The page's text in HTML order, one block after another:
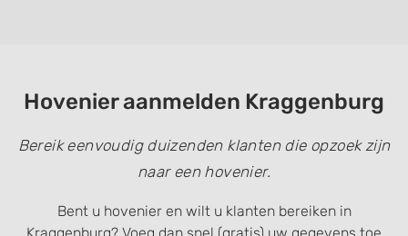
Hovenier aanmelden Kraggenburg
Bereik eenvoudig duizenden klanten die opzoek zijn
naar een hovenier.
Bent u hovenier en wilt u klanten bereiken in